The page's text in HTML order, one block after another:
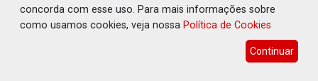
concorda com esse uso. Para mais informações sobre
como usamos cookies, veja nossa Política de Cookies
Continuar